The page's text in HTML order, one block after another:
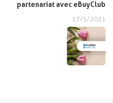
partenariat avec eBuyClub
17/5/2021